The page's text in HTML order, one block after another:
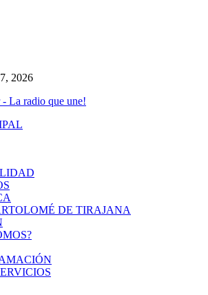
2026
- La radio que une!
DE TIRAJANA